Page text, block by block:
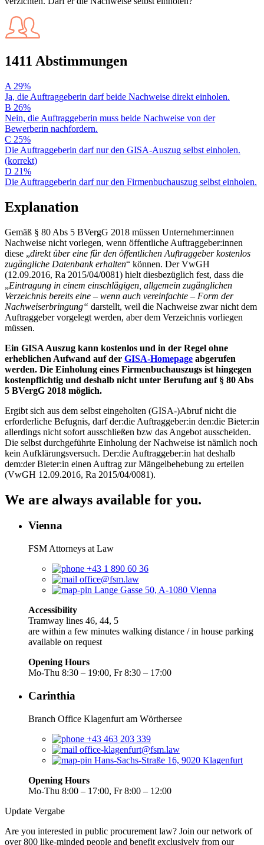
1411 Abstimmungen
A 29%
Ja, die Auftraggeberin darf beide Nachweise direkt einholen.
B 26%
Nein, die Auftraggeberin muss beide Nachweise von der
Bewerberin nachfordern.
C 25%
Die Auftraggeberin darf nur den GISA-Auszug selbst einholen.
(korrekt)
D 21%
Die Auftraggeberin darf nur den Firmenbuchauszug selbst einholen.
Explanation
Gemäß § 80 Abs 5 BVergG 2018 müssen Unternehmer:innen
Nachweise nicht vorlegen, wenn öffentliche Auftraggeber:innen
diese „direkt über eine für den öffentlichen Auftraggeber kostenlos
zugängliche Datenbank erhalten“ können. Der VwGH
(12.09.2016, Ra 2015/04/0081) hielt diesbezüglich fest, dass die
„Eintragung in einem einschlägigen, allgemein zugänglichen
Verzeichnis bereits eine – wenn auch vereinfachte – Form der
Nachweiserbringung“ darstellt, weil die Nachweise zwar nicht dem
Auftraggeber vorgelegt werden, aber dem Verzeichnis vorliegen
müssen.
Ein GISA Auszug kann kostenlos und in der Regel ohne
erheblichen Aufwand auf der GISA-Homepage abgerufen
werden. Die Einholung eines Firmenbuchauszugs ist hingegen
kostenpflichtig und deshalb nicht unter Berufung auf § 80 Abs
5 BVergG 2018 möglich.
Ergibt sich aus dem selbst eingeholten (GISA-)Abruf nicht die
erforderliche Befugnis, darf der:die Auftraggeber:in den:die Bieter:in
allerdings nicht sofort ausschließen bzw das Angebot ausscheiden.
Die selbst durchgeführte Einholung der Nachweise ist nämlich noch
kein Aufklärungsversuch. Der:die Auftraggeber:in hat deshalb
dem:der Bieter:in einen Auftrag zur Mängelbehebung zu erteilen
(VwGH 12.09.2016, Ra 2015/04/0081).
We are always available for you.
Vienna
FSM Attorneys at Law
+43 1 890 60 36
office@fsm.law
Lange Gasse 50, A-1080 Vienna
Accessibility
Tramway lines 46, 44, 5
are within a few minutes walking distance / in house parking
available on request
Opening Hours
Mo-Thu 8:30 – 19:00, Fr 8:30 – 17:00
Carinthia
Branch Office Klagenfurt am Wörthersee
+43 463 203 339
office-klagenfurt@fsm.law
Hans-Sachs-Straße 16, 9020 Klagenfurt
Opening Hours
Mo-Thu 8:00 – 17:00, Fr 8:00 – 12:00
Update Vergabe
Are you interested in public procurement law? Join our network of
over 800 like-minded people and benefit exclusively from our